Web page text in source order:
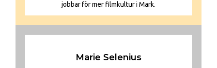
jobbar för mer filmkultur i Mark.
Marie Selenius